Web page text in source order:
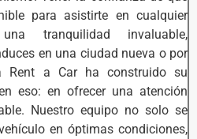
para asistirte en cualquier
tranquilidad invaluable,
en una ciudad nueva o por
Rent a Car ha construido su
eso: en ofrecer una atención
Nuestro equipo no solo se
en óptimas condiciones,